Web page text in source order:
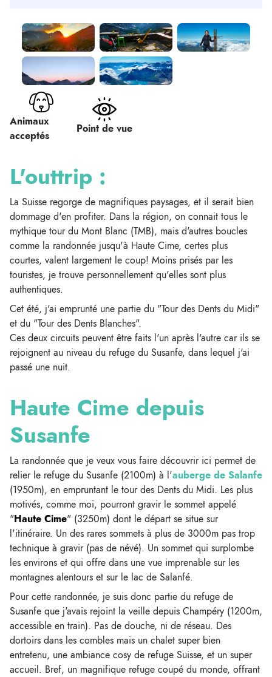
Animaux
acceptés
Point de vue
L'outtrip :
La Suisse regorge de magnifiques paysages, et il serait bien
dommage d'en profiter. Dans la région, on connait tous le
mythique tour du Mont Blanc (TMB), mais d'autres boucles
comme la randonnée jusqu'à Haute Cime, certes plus
courtes, valent largement le coup! Moins prisés par les
touristes, je trouve personnellement qu'elles sont plus
authentiques.
Cet été, j'ai emprunté une partie du "Tour des Dents du Midi"
et du "Tour des Dents Blanches".
Ces deux circuits peuvent être faits l'un après l'autre car ils se
rejoignent au niveau du refuge du Susanfe, dans lequel j'ai
passé une nuit.
Haute Cime depuis
Susanfe
La randonnée que je veux vous faire découvrir ici permet de
relier le refuge du Susanfe (2100m) à l'auberge de Salanfe
(1950m), en empruntant le tour des Dents du Midi. Les plus
motivés, comme moi, pourront gravir le sommet appelé
"Haute Cime" (3250m) dont le départ se situe sur
l'itinéraire. Un des rares sommets à plus de 3000m pas trop
technique à gravir (pas de névé). Un sommet qui surplombe
les environs et qui offre dans une vue imprenable sur les
montagnes alentours et sur le lac de Salanfé.
Pour cette randonnée, je suis donc partie du refuge de
Susanfe que j'avais rejoint la veille depuis Champéry (1200m,
accessible en train). Pas de douche, ni de réseau. Des
dortoirs dans les combles mais un chalet super bien
entretenu, une ambiance cosy de refuge Suisse, et un super
accueil. Bref, un magnifique refuge coupé du monde, offrant